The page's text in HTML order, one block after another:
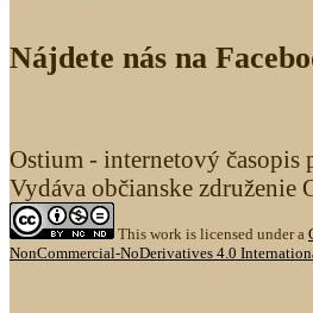
Nájdete nás na
Ostium - internetový časopis
Vydáva občianske združenie
This work is licensed under a
NonCommercial-NoDerivatives 4.0